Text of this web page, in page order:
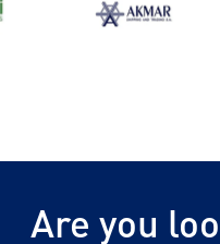
Are you